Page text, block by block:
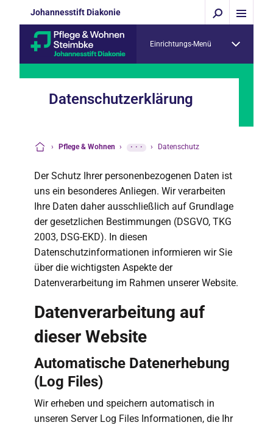
Johannesstift Diakonie
Einrichtungs-Menü
Datenschutzerklärung
› Pflege & Wohnen › ··· › Datenschutz
Der Schutz Ihrer personenbezogenen Daten ist
uns ein besonderes Anliegen. Wir verarbeiten
Ihre Daten daher ausschließlich auf Grundlage
der gesetzlichen Bestimmungen (DSGVO, TKG
2003, DSG-EKD). In diesen
Datenschutzinformationen informieren wir Sie
über die wichtigsten Aspekte der
Datenverarbeitung im Rahmen unserer Website.
Datenverarbeitung auf
dieser Website
Automatische Datenerhebung
(Log Files)
Wir erheben und speichern automatisch in
unseren Server Log Files Informationen, die Ihr